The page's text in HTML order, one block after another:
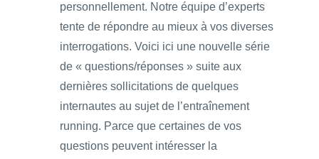
personnellement. Notre équipe d’experts
tente de répondre au mieux à vos diverses
interrogations. Voici ici une nouvelle série
de « questions/réponses » suite aux
dernières sollicitations de quelques
internautes au sujet de l’entraînement
running. Parce que certaines de vos
questions peuvent intéresser la